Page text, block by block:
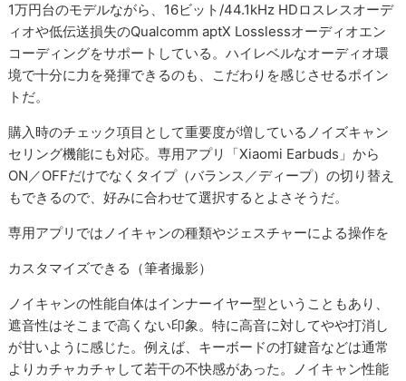
1万円台のモデルながら、16ビット/44.1kHz HDロスレスオーデ
ィオや低伝送損失のQualcomm aptX Losslessオーディオエン
コーディングをサポートしている。ハイレベルなオーディオ環
境で十分に力を発揮できるのも、こだわりを感じさせるポイン
トだ。
購入時のチェック項目として重要度が増しているノイズキャン
セリング機能にも対応。専用アプリ「Xiaomi Earbuds」から
ON／OFFだけでなくタイプ（バランス／ディープ）の切り替え
もできるので、好みに合わせて選択するとよさそうだ。
専用アプリではノイキャンの種類やジェスチャーによる操作を
カスタマイズできる（筆者撮影）
ノイキャンの性能自体はインナーイヤー型ということもあり、
遮音性はそこまで高くない印象。特に高音に対してやや打消し
が甘いように感じた。例えば、キーボードの打鍵音などは通常
よりカチャカチャして若干の不快感があった。ノイキャン性能